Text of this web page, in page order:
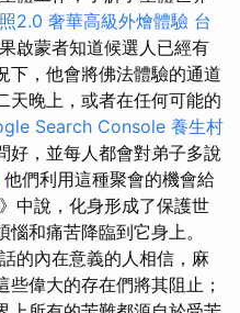
2.0 奢華高級外燴體驗 台
啟蒙者知道候選人已經有
下，他會將佛法體驗的通道
天晚上，或者在任何可能的
Search Console 養生村
好，並每人都會對弟子多說
他們利用這種聚會的機會給
中說，化身形成了保護世
和痛苦降臨到它身上。
的內在意義的人相信，麻
偉大的存在們將其阻止；